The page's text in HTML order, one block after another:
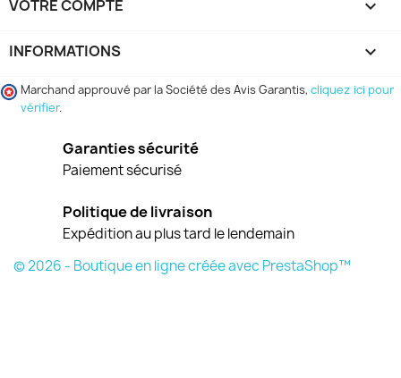
VOTRE COMPTE 
INFORMATIONS keyboard_arrow_down
Marchand approuvé par la Société des Avis Garantis, cliquez ici pour
vérifier.
Garanties sécurité
Paiement sécurisé
Politique de livraison
Expédition au plus tard le lendemain
© 2026 - Boutique en ligne créée avec PrestaShop™